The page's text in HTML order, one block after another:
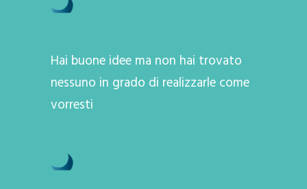
Hai buone idee ma non hai trovato
nessuno in grado di realizzarle come
vorresti